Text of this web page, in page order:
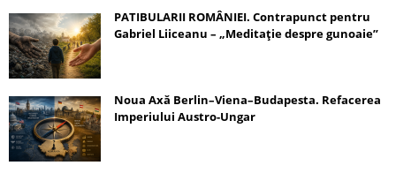
PATIBULARII ROMÂNIEI. Contrapunct pentru
Gabriel Liiceanu – „Meditație despre gunoaie”
Noua Axă Berlin–Viena–Budapesta. Refacerea
Imperiului Austro-Ungar